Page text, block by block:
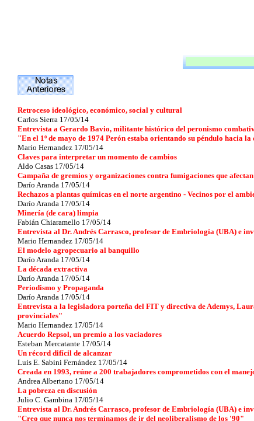
Retroceso ideológico, económico, social y cultural
Carlos Sierra 17/05/14
Entrevista a Gerardo Bavio, militante histórico del peronismo
"En el 1º de mayo de 1974 Perón estaba orientando su péndulo hacia la
Mario Hernandez 17/05/14
Claves para interpretar un momento de cambios
Aldo Casas 17/05/14
Campaña de gremios y organizaciones contra fumigaciones que
Darío Aranda 17/05/14
Rechazos a plantas químicas en el norte argentino - Vecinos por el
Darío Aranda 17/05/14
Minería (de cara) limpia
Fabián Chiaramello 17/05/14
Entrevista al Dr. Andrés Carrasco, profesor de Embriología (UBA) e
Mario Hernandez 17/05/14
El modelo agropecuario al banquillo
Darío Aranda 17/05/14
La década extractiva
Darío Aranda 17/05/14
Periodismo y Propaganda
Darío Aranda 17/05/14
Entrevista a la legisladora porteña del FIT y directiva de Ademys,
provinciales"
Mario Hernandez 17/05/14
Acuerdo Repsol, un premio a los vaciadores
Esteban Mercatante 17/05/14
Un récord difícil de alcanzar
Luis E. Sabini Fernández 17/05/14
Creada en 1993, reúne a 200 trabajadores comprometidos con el
Andrea Albertano 17/05/14
La pobreza en discusión
Julio C. Gambina 17/05/14
Entrevista al Dr. Andrés Carrasco, profesor de Embriología (UBA) e
"Creo que nunca nos terminamos de ir del neoliberalismo de los '90"